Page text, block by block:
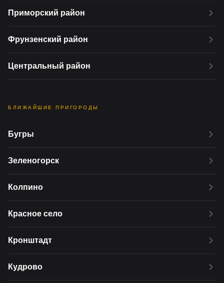
Приморский район
Фрунзенский район
Центральный район
БЛИЖАЙШИЕ ПРИГОРОДЫ
Бугры
Зеленогорск
Колпино
Красное село
Кронштадт
Кудрово